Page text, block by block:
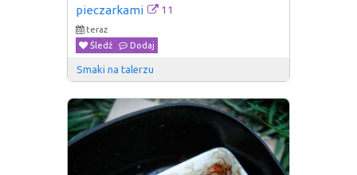
pieczarkami
11
teraz
Śledź
Dodaj
Smaki na talerzu